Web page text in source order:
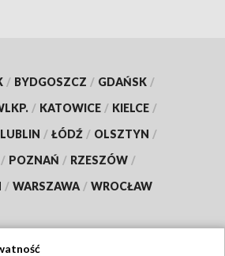
/ BYDGOSZCZ / GDAŃSK /
/ KATOWICE / KIELCE /
LUBLIN / ŁÓDŹ / OLSZTYN /
/ POZNAŃ / RZESZÓW /
/ WARSZAWA / WROCŁAW